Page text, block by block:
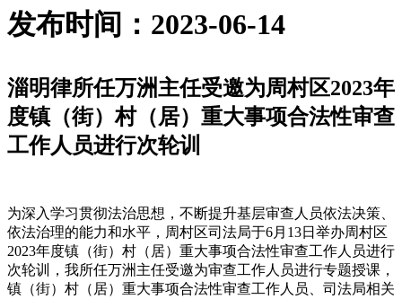
发布时间：2023-06-14
淄明律所任万洲主任受邀为周村区2023年
度镇（街）村（居）重大事项合法性审查
工作人员进行次轮训
为深入学习贯彻法治思想，不断提升基层审查人员依法决策、
依法治理的能力和水平，周村区司法局于6月13日举办周村区
2023年度镇（街）村（居）重大事项合法性审查工作人员进行
次轮训，我所任万洲主任受邀为审查工作人员进行专题授课，
镇（街）村（居）重大事项合法性审查工作人员、司法局相关